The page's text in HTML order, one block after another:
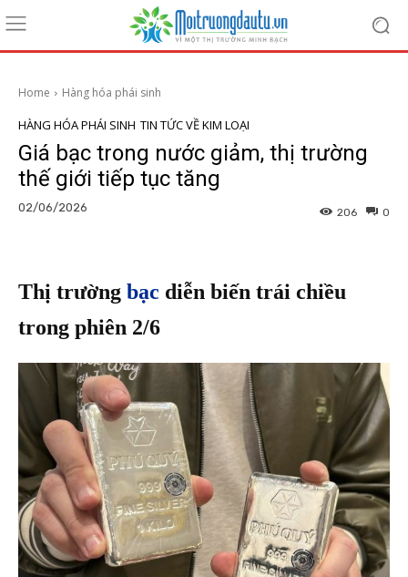
Home Hàng hóa phái sinh
HÀNG HÓA PHÁI SINH TIN TỨC VỀ KIM LOẠI
Giá bạc trong nước giảm, thị trường
thế giới tiếp tục tăng
02/06/2026 0
206
Thị trường bạc diễn biến trái chiều
trong phiên 2/6